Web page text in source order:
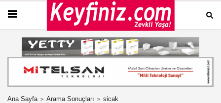
Ana Sayfa Arama Sonuçları sicak